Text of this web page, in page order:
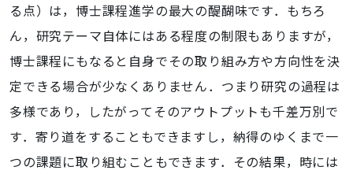
る点）は，博士課程進学の最大の醍醐味です．もちろ
ん，研究テーマ自体にはある程度の制限もありますが，
博士課程にもなると自身でその取り組み方や方向性を決
定できる場合が少なくありません．つまり研究の過程は
多様であり，したがってそのアウトプットも千差万別で
す．寄り道をすることもできますし，納得のゆくまで一
つの課題に取り組むこともできます．その結果，時には